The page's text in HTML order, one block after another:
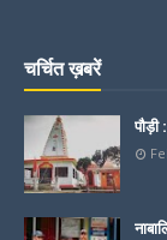
चर्चित ख़बरें